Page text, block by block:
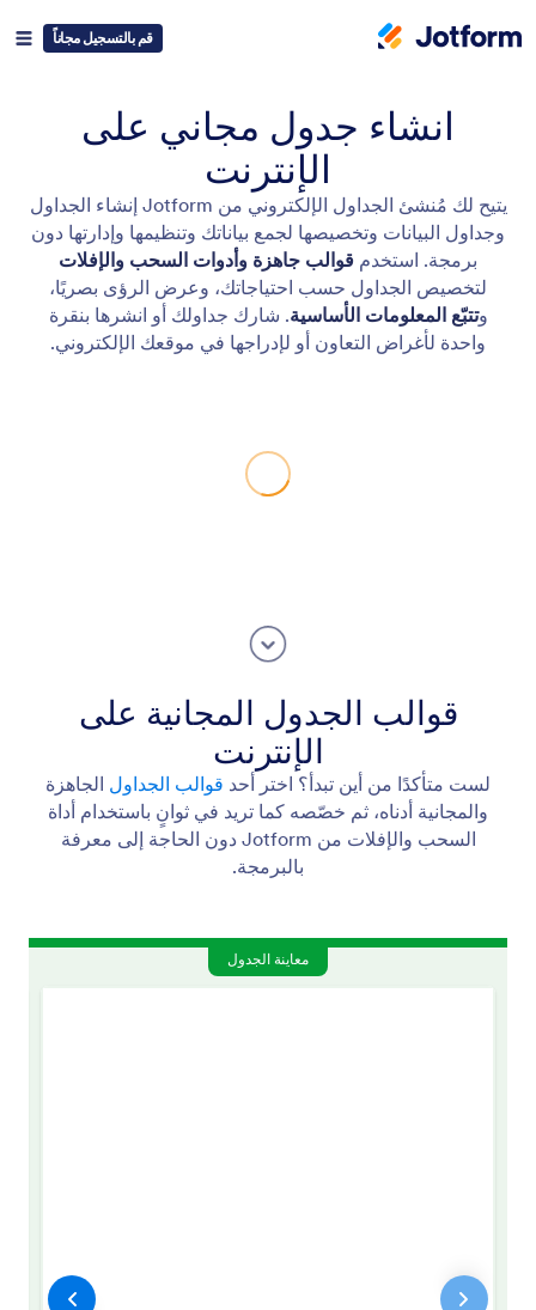
قم بالتسجيل مجاناً
انشاء جدول مجاني على
الإنترنت
يتيح لك مُنشئ الجداول الإلكتروني من Jotform إنشاء الجداول
وجداول البيانات وتخصيصها لجمع بياناتك وتنظيمها وإدارتها دون
برمجة. استخدم قوالب جاهزة وأدوات السحب والإفلات
لتخصيص الجداول حسب احتياجاتك، وعرض الرؤى بصريًا،
وتتبّع المعلومات الأساسية. شارك جداولك أو انشرها بنقرة
واحدة لأغراض التعاون أو لإدراجها في موقعك الإلكتروني.
قوالب الجدول المجانية على
الإنترنت
لست متأكدًا من أين تبدأ؟ اختر أحد قوالب الجداول الجاهزة
والمجانية أدناه، ثم خصّصه كما تريد في ثوانٍ باستخدام أداة
السحب والإفلات من Jotform دون الحاجة إلى معرفة
بالبرمجة.